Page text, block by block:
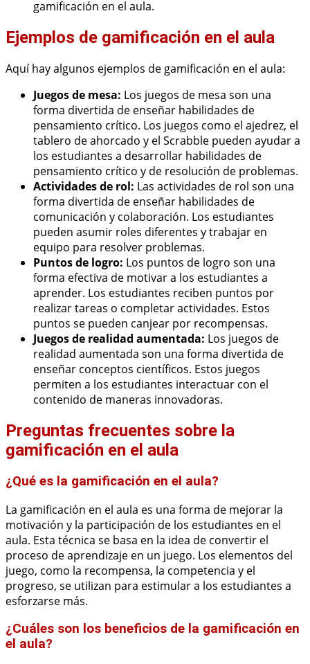
gamificación en el aula.
Ejemplos de gamificación en el aula
Aquí hay algunos ejemplos de gamificación en el aula:
Juegos de mesa: Los juegos de mesa son una
forma divertida de enseñar habilidades de
pensamiento crítico. Los juegos como el ajedrez, el
tablero de ahorcado y el Scrabble pueden ayudar a
los estudiantes a desarrollar habilidades de
pensamiento crítico y de resolución de problemas.
Actividades de rol: Las actividades de rol son una
forma divertida de enseñar habilidades de
comunicación y colaboración. Los estudiantes
pueden asumir roles diferentes y trabajar en
equipo para resolver problemas.
Puntos de logro: Los puntos de logro son una
forma efectiva de motivar a los estudiantes a
aprender. Los estudiantes reciben puntos por
realizar tareas o completar actividades. Estos
puntos se pueden canjear por recompensas.
Juegos de realidad aumentada: Los juegos de
realidad aumentada son una forma divertida de
enseñar conceptos científicos. Estos juegos
permiten a los estudiantes interactuar con el
contenido de maneras innovadoras.
Preguntas frecuentes sobre la
gamificación en el aula
¿Qué es la gamificación en el aula?
La gamificación en el aula es una forma de mejorar la
motivación y la participación de los estudiantes en el
aula. Esta técnica se basa en la idea de convertir el
proceso de aprendizaje en un juego. Los elementos del
juego, como la recompensa, la competencia y el
progreso, se utilizan para estimular a los estudiantes a
esforzarse más.
¿Cuáles son los beneficios de la gamificación en
el aula?